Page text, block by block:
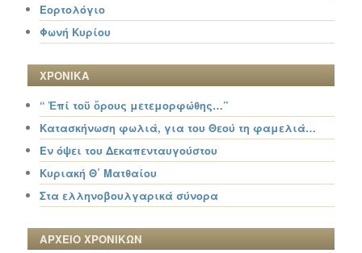
Εορτολόγιο
Φωνή Κυρίου
ΧΡΟΝΙΚΑ
“ Ἐπί τοῦ ὄρους μετεμορφώθης…”
Κατασκήνωση φωλιά, για του Θεού τη φαμελιά…
Εν όψει του Δεκαπενταυγούστου
Κυριακή Θ΄ Ματθαίου
Στα ελληνοβουλγαρικά σύνορα
ΑΡΧΕΙΟ ΧΡΟΝΙΚΩΝ